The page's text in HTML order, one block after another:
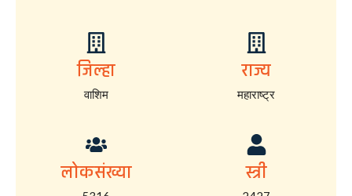
जिल्हा
वाशिम
राज्य
महाराष्ट्र
लोकसंख्या स्त्री